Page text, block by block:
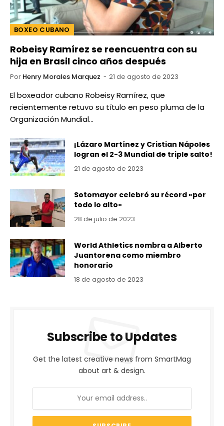
BOXEO CUBANO
Robeisy Ramírez se reencuentra con su
hija en Brasil cinco años después
Por Henry Morales Marquez 21 de agosto de 2023
El boxeador cubano Robeisy Ramírez, que
recientemente retuvo su título en peso pluma de la
Organización Mundial…
¡Lázaro Martínez y Cristian Nápoles
logran el 2-3 Mundial de triple salto!
21 de agosto de 2023
Sotomayor celebró su récord «por
todo lo alto»
28 de julio de 2023
World Athletics nombra a Alberto
Juantorena como miembro
honorario
18 de agosto de 2023
Subscribe to Updates
Get the latest creative news from SmartMag
about art & design.